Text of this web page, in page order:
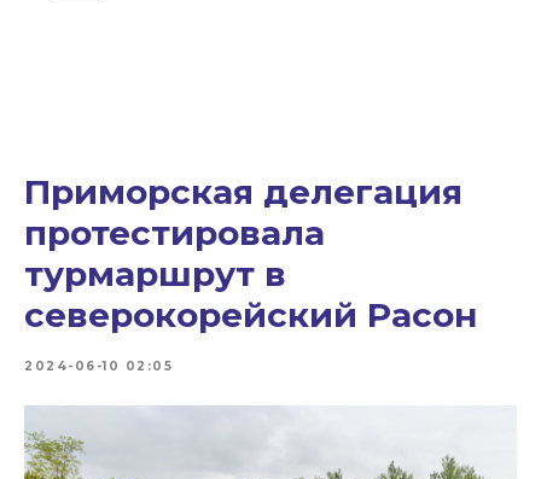
Приморская делегация
протестировала
турмаршрут в
северокорейский Расон
2024-06-10 02:05